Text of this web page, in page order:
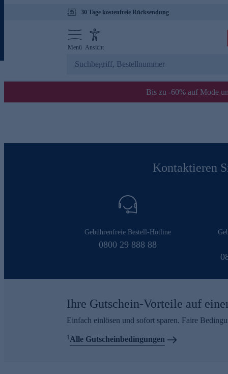
30 Tage kostenfreie Rücksendung
Menü Ansicht
Bis zu -60% auf Mode
Kontaktieren
Gebührenfreie Bestell-Hotline
0800 29 888 88
Ihre Gutschein-Vorteile auf
Einfach einlösen und sofort sparen. Faire
1Alle Gutscheinbedingungen